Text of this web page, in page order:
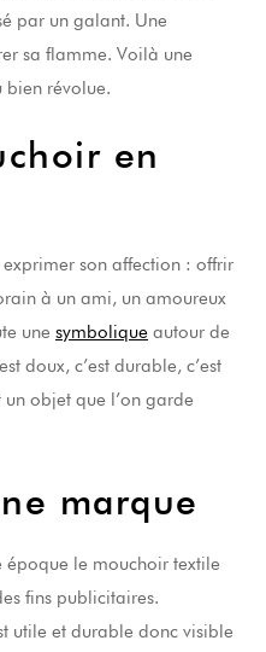
par un galant. Une
sa flamme. Voilà une
bien révolue.
en
son affection : offrir
à un ami, un amoureux
une symbolique autour de
doux, c’est durable, c’est
objet que l’on garde
marque
époque le mouchoir textile
fins publicitaires.
utile et durable donc visible